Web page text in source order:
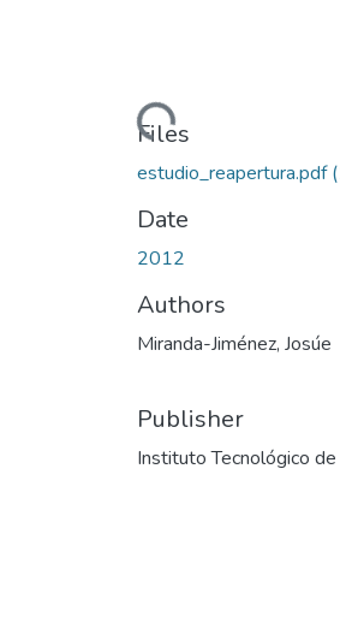
Loading...
Files
estudio_reapertura.pdf
Date
2012
Authors
Miranda-Jiménez, Josúe
Publisher
Instituto Tecnológico de